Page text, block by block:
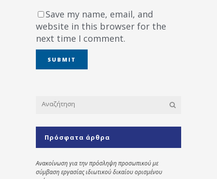
Save my name, email, and
website in this browser for the
next time I comment.
Πρόσφατα άρθρα
Ανακοίνωση για την πρόσληψη προσωπικού με
σύμβαση εργασίας ιδιωτικού δικαίου ορισμένου